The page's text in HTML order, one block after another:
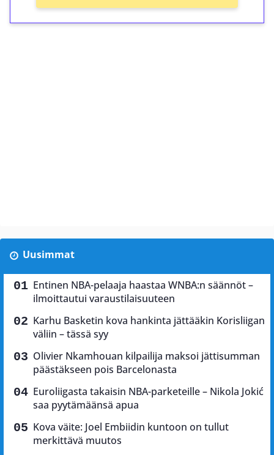
Uusimmat
Entinen NBA-pelaaja haastaa WNBA:n säännöt –
ilmoittautui varaustilaisuuteen
Karhu Basketin kova hankinta jättääkin Korisliigan
väliin – tässä syy
Olivier Nkamhouan kilpailija maksoi jättisumman
päästäkseen pois Barcelonasta
Euroliigasta takaisin NBA-parketeille – Nikola Jokić
saa pyytämäänsä apua
Kova väite: Joel Embiidin kuntoon on tullut
merkittävä muutos